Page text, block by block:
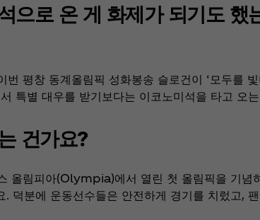
으로 온 게 화제가 되기도 했
번 평창 동계올림픽 성화봉송 슬로건이 ‘모두
특별 대우를 받기보다는 이코노미석을 타고 오
건가요?
올림피아(Olympia)에서 열린 첫 올림픽을 기념
덕분에 운동선수들은 안전하게 경기를 치렀고,